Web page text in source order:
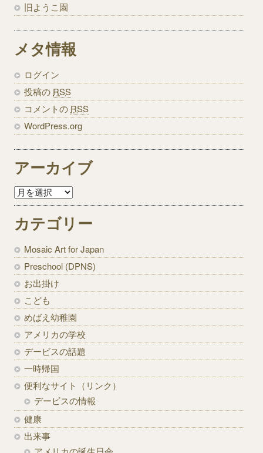
旧ようこ園
メタ情報
ログイン
投稿の RSS
コメントの RSS
WordPress.org
アーカイブ
カテゴリー
Mosaic Art for Japan
Preschool (DPNS)
お出掛け
こども
めばえ幼稚園
アメリカの学校
デービスの話題
一時帰国
便利なサイト（リンク）
デービスの情報
健康
出来事